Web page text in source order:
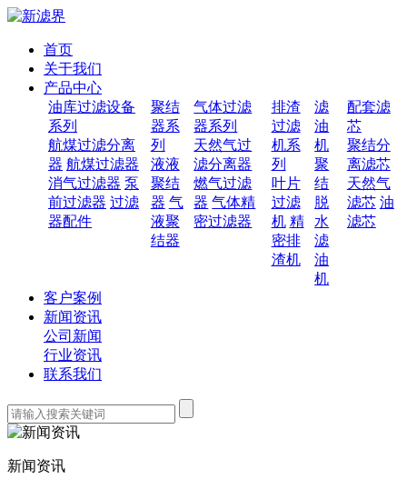
首页
关于我们
产品中心
油库过滤设备
系列
航煤过滤分离
器 航煤过滤器
消气过滤器 泵
前过滤器 过滤
器配件
聚结
器系
列
液液
聚结
器 气
液聚
结器
气体过滤
器系列
天然气过
滤分离器
燃气过滤
器 气体精
密过滤器
排渣
过滤
机系
列
叶片
过滤
机 精
密排
渣机
滤
油
机
聚
结
脱
水
滤
油
机
配套滤
芯
聚结分
离滤芯
天然气
滤芯 油
滤芯
客户案例
新闻资讯
公司新闻
行业资讯
联系我们
新闻资讯